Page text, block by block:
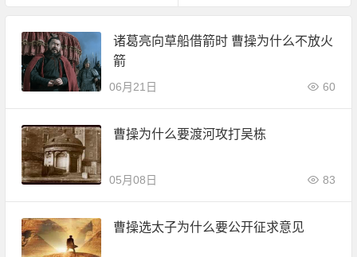
诸葛亮向草船借箭时 曹操为什么不放火
箭
06月21日 60
曹操为什么要渡河攻打吴栋
05月08日 83
曹操选太子为什么要公开征求意见